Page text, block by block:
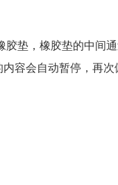
胶垫，橡胶垫的中间
容会自动暂停，再